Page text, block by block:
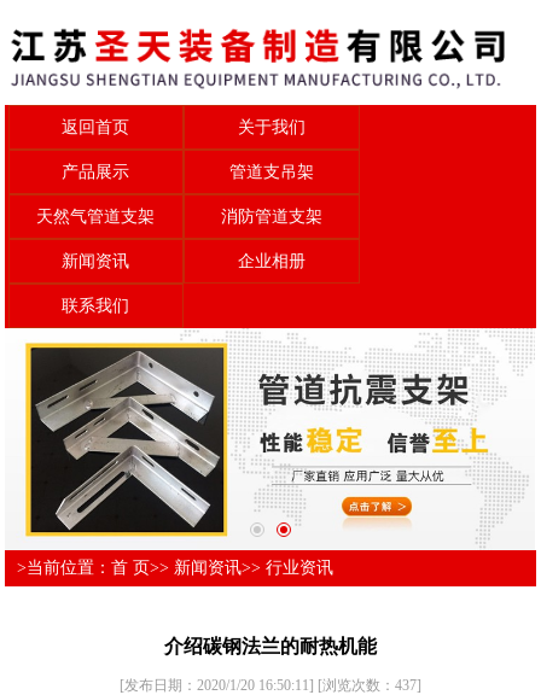
返回首页 关于我们
产品展示 管道支吊架
天然气管道支架 消防管道支架
新闻资讯 企业相册
联系我们
>当前位置：首 页>> 新闻资讯>>行业资讯
介绍碳钢法兰的耐热机能
[发布日期：2020/1/20 16:50:11] [浏览次数： 437]